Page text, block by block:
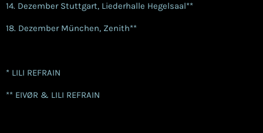
14. Dezember Stuttgart, Liederhalle Hegelsaal**
18. Dezember München, Zenith**
* LILI REFRAIN
** EIVØR & LILI REFRAIN